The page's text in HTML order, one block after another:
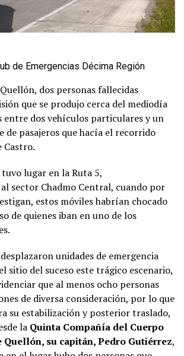
de Emergencias Décima Región
dos personas fallecidas
que se produjo cerca del mediodía
entre dos vehículos particulares y un
de pasajeros que hacía el recorrido
Castro.
lugar en la Ruta 5,
sector Chadmo Central, cuando por
estos móviles habrían chocado
de quienes iban en uno de los
unidades de emergencia
sitio del suceso este trágico escenario,
que al menos ocho personas
de diversa consideración, por lo que
su estabilización y posterior traslado,
la Quinta Compañía del Cuerpo
Quellón, su capitán, Pedro Gutiérrez,